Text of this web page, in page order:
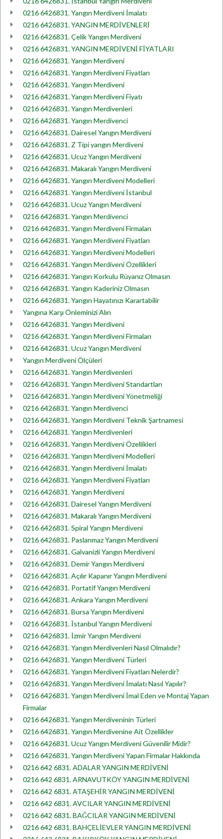
0216 6426831. Yangın Merdiveni İmalatı
0216 6426831. YANGIN MERDİVENLERİ
0216 6426831. Çelik Yangın Merdiveni
0216 6426831. YANGIN MERDİVENİ FİYATLARI
0216 6426831. Yangın Merdiveni
0216 6426831. Yangın Merdiveni Fiyatları
0216 6426831. Yangın Merdiveni
0216 6426831. Yangın Merdiveni Fiyatı
0216 6426831. Yangın Merdivenleri
0216 6426831. Yangın Merdivenci
0216 6426831. Dairesel Yangın Merdiveni
0216 6426831. Z Tipi yangın Merdiveni
0216 6426831. Ucuz Yangın Merdiveni
0216 6426831. Makaralı Yangın Merdiveni
0216 6426831. Yangın Merdiveni Modelleri
0216 6426831. Yangın Merdiveni İstanbul
0216 6426831. Ucuz Yangın Merdiveni
0216 6426831. Yangın Merdivenci
0216 6426831. Yangın Merdiveni Firmaları
0216 6426831. Yangın Merdiveni Fiyatları
0216 6426831. Yangın Merdiveni Modelleri
0216 6426831. Yangın Merdiveni Özellikleri
0216 6426831. Yangın Korkulu Rüyanız Olmasın
0216 6426831. Yangın Kaderiniz Olmasın
0216 6426831. Yangın Hayatınızı Karartabilir
Yangına Karşı Önleminizi Alın
0216 6426831. Yangın Merdiveni
0216 6426831. Yangın Merdiveni Firmaları
0216 6426831. Ucuz Yangın Merdiveni
Yangın Merdiveni Ölçüleri
0216 6426831. Yangın Merdivenleri
0216 6426831. Yangın Merdiveni Standartları
0216 6426831. Yangın Merdiveni Yönetmeliği
0216 6426831. Yangın Merdivenci
0216 6426831. Yangın Merdiveni Teknik Şartnamesi
0216 6426831. Yangın Merdivenleri
0216 6426831. Yangın Merdiveni Özellikleri
0216 6426831. Yangın Merdiveni Modelleri
0216 6426831. Yangın Merdiveni İmalatı
0216 6426831. Yangın Merdiveni Fiyatları
0216 6426831. Yangın Merdiveni
0216 6426831. Dairesel Yangın Merdiveni
0216 6426831. Makaralı Yangın Merdiveni
0216 6426831. Spiral Yangın Merdiveni
0216 6426831. Paslanmaz Yangın Merdiveni
0216 6426831. Galvanizli Yangın Merdiveni
0216 6426831. Demir Yangın Merdiveni
0216 6426831. Açılır Kapanır Yangın Merdiveni
0216 6426831. Portatif Yangın Merdiveni
0216 6426831. Ankara Yangın Merdiveni
0216 6426831. Bursa Yangın Merdiveni
0216 6426831. İstanbul Yangın Merdiveni
0216 6426831. İzmir Yangın Merdiveni
0216 6426831. Yangın Merdivenleri Nasıl Olmalıdır?
0216 6426831. Yangın Merdiveni Türleri
0216 6426831. Yangın Merdiveni Fiyatları Nelerdir?
0216 6426831. Yangın Merdiveni İmalatı Nasıl Yapılır?
0216 6426831. Yangın Merdiveni İmal Eden ve Montaj Yapan
Firmalar
0216 6426831. Yangın Merdiveninin Türleri
0216 6426831. Yangın Merdivenine Ait Özellikler
0216 6426831. Ucuz Yangın Merdiveni Güvenilir Midir?
0216 6426831. Yangın Merdiveni Yapan Firmalar Hakkında
0216 642 6831. ADALAR YANGIN MERDİVENİ
0216 642 6831. ARNAVUTKÖY YANGIN MERDİVENİ
0216 642 6831. ATAŞEHİR YANGIN MERDİVENİ
0216 642 6831. AVCILAR YANGIN MERDİVENİ
0216 642 6831. BAĞCILAR YANGIN MERDİVENİ
0216 642 6831. BAHÇELİEVLER YANGIN MERDİVENİ